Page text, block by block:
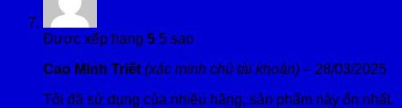
Được xếp hạng 5 5 sao
Cao Minh Triết (xác minh chủ tài khoản) – 28/03/2025
Tôi đã sử dụng của nhiều hãng, sản phẩm này ổn nhất.